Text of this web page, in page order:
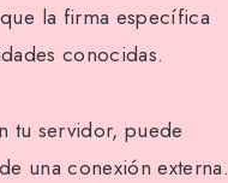
la firma específica
conocidas.
tu servidor, puede
una conexión externa.